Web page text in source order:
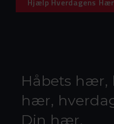
Håbets
hær,
Din hær.